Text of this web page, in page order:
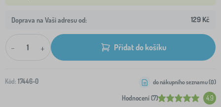
Doprava na Vaši adresu od: 129 Kč
- + Přidat do košíku
Kód: 17446-0
Hodnocení (7) 4.9
do nákupního seznamu (0)